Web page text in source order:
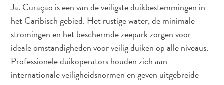
creatieve
Curaçao-
gids
Ja. Curaçao is een van de veiligste duikbestemmingen in
het Caribisch gebied. Het rustige water, de minimale
stromingen en het beschermde zeepark zorgen voor
ideale omstandigheden voor veilig duiken op alle niveaus.
Professionele duikoperators houden zich aan
internationale veiligheidsnormen en geven uitgebreide